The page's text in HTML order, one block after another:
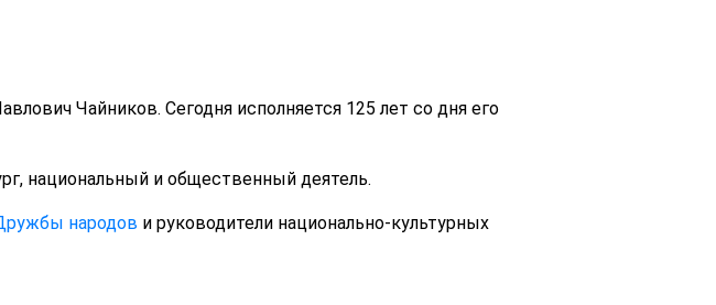
Чайников. Сегодня исполняется 125 лет со дня его
национальный и общественный деятель.
народов и руководители национально-культурных